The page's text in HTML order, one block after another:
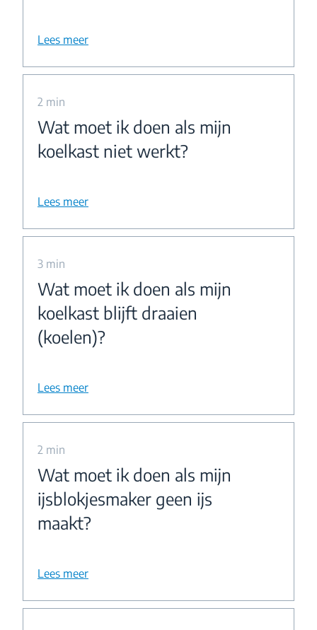
Lees meer
2 min
Wat moet ik doen als mijn
koelkast niet werkt?
Lees meer
3 min
Wat moet ik doen als mijn
koelkast blijft draaien
(koelen)?
Lees meer
2 min
Wat moet ik doen als mijn
ijsblokjesmaker geen ijs
maakt?
Lees meer